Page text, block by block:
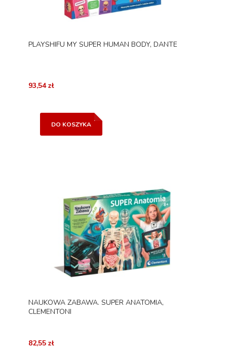
PLAYSHIFU MY SUPER HUMAN BODY, DANTE
93,54 zł
DO KOSZYKA
NAUKOWA ZABAWA. SUPER ANATOMIA,
CLEMENTONI
82,55 zł